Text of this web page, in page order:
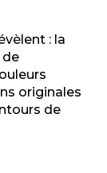
: la
de
originales
de